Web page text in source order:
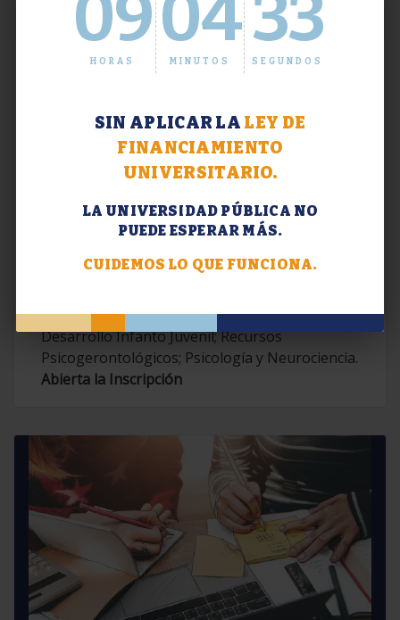
09
HORAS
04
MINUTOS
34
SEGUNDOS
SIN APLICAR LA LEY DE
FINANCIAMIENTO
UNIVERSITARIO.
LA UNIVERSIDAD PÚBLICA NO
PUEDE ESPERAR MÁS.
CUIDEMOS LO QUE FUNCIONA.
Extensión. Diplomaturas 2026.
Contemporáneas; Problemáticas en el
Desarrollo Infanto Juvenil; Recursos
Psicogerontológicos; Psicología y Neurociencia.
Abierta la Inscripción